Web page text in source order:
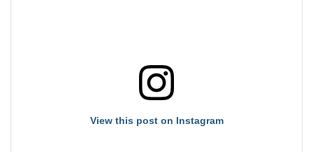
View this post on Instagram